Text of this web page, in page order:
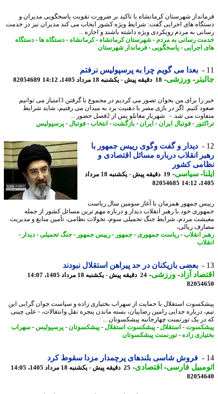
شهرستان کرمانشاه با تاکید بر ضرورت تقویت پاسخگویی مدیران و
های اجرایی گفت: شرایط ویژه کشور ایجاب می کند مدیران نیز در خدمت
به مردم رویکردی ویژه داشته باشند و اجازه ...
رسانی به مردم- شهرستان کرمانشاه-کرمانشاه-دستگاه ها- دستگاه
اجرایی- پاسخگویی-فرماندار شهرستان
بعدا می گویم چرا به پرسپولیس نرفتم
-ورزشی-18 دقیقه پیش - یکشنبه 18 مرداد 1405، 14:12 82054689
خبر را برای من بخوان تصور می کردیم در مجموع با گرفتن 3امتیاز می توانیم
کنیم. اگر در بازی مصر با ذهنیت برد به میدان می رفتیم، شاید شرایط
می شد. - شهریار مغانلو پس از 2فصل حضور ...
-فوتبال ایران - ایران - بازگشت-انتخاب-فوتبال-پرسپولیس
دیدار و گفت وگوی رییس جمهور با
انقلاب درباره مسائل اقتصادی و
کشور
-سیاسی-
19 دقیقه پیش - یکشنبه 18 مرداد
82054685
جمهور همزمان با آغاز سومین سال ریاست
خود با رهبر انقلاب دیدار و درباره مهم ترین مسائل کشور از جمله
مردم، شرایط جنگ تحمیلی سوم، تحولات نظامی، تأمین منابع و مدیریت
ریالی،
انقلاب-ریاست جمهوری- جمهور-رییس جمهور-جنگ تحمیلی-دیدار-
بعضی بازیکنان در حد پیراهن استقلال نبودند
آزاد - ورزشی-24 دقیقه پیش - یکشنبه 18 مرداد 1405، 14:07
استقلال با حمایت از سهراب بختیاری زاده و سیاست جوان گرایی این
درباره جدایی رامین رضاییان، بسته ماندن پنجره نقل وانتقالات، - علی چینی
یک تورنمنت چهارجانبه پیشکسوتان ...
-استقلال-پیشکسوت استقلال-پیشکسوتان-پرسپولیس-سهراب
زاده - تورنمنت پیشکسوتان
فروش شاسی بلندهای پرچمدار مزدا سقوط کرد
فارسی-اقتصادی-25 دقیقه پیش - یکشنبه 18 مرداد 1405، 14:05